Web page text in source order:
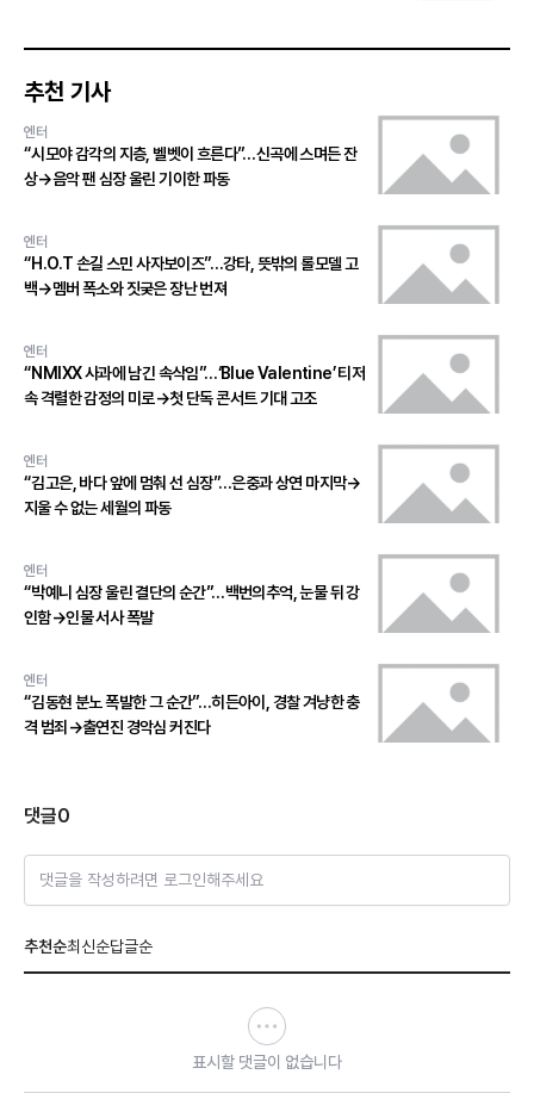
추천 기사
엔터
“시모야 감각의 지층, 벨벳이 흐른다”…신곡에 스며든 잔
상→음악 팬 심장 울린 기이한 파동
엔터
“H.O.T 손길 스민 사자보이즈”…강타, 뜻밖의 롤모델 고
백→멤버 폭소와 짓궂은 장난 번져
엔터
“NMIXX 사과에 남긴 속삭임”…‘Blue Valentine’ 티저
속 격렬한 감정의 미로→첫 단독 콘서트 기대 고조
엔터
“김고은, 바다 앞에 멈춰 선 심장”…은중과 상연 마지막→
지울 수 없는 세월의 파동
엔터
“박예니 심장 울린 결단의 순간”…백번의추억, 눈물 뒤 강
인함→인물 서사 폭발
엔터
“김동현 분노 폭발한 그 순간”…히든아이, 경찰 겨냥한 충
격 범죄→출연진 경악심 커진다
댓글0
댓글을 작성하려면 로그인해주세요
추천순최신순답글순
표시할 댓글이 없습니다